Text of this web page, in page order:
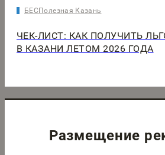
БЕСПолезная Казань
ЧЕК-ЛИСТ: КАК ПОЛУЧИТЬ
В КАЗАНИ ЛЕТОМ 2026 ГОДА
Размещение